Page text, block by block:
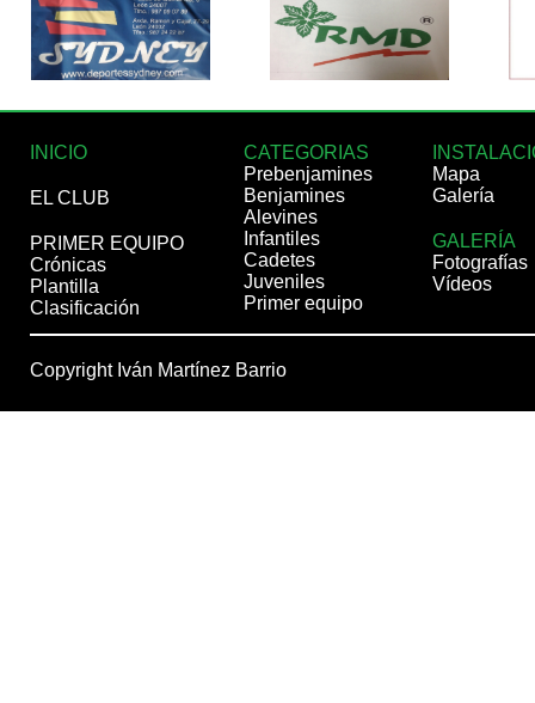
INICIO
EL CLUB
PRIMER EQUIPO
Crónicas
Plantilla
Clasificación
CATEGORIAS
Prebenjamines
Benjamines
Alevines
Infantiles
Cadetes
Juveniles
Primer equipo
Mapa
Galería
GALERÍA
Fotografías
Vídeos
Copyright Iván Martínez Barrio